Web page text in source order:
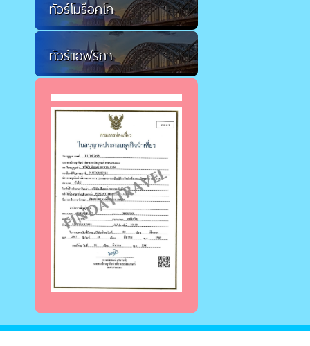
ทัวร์โมร็อคโค
ทัวร์แอฟริกา